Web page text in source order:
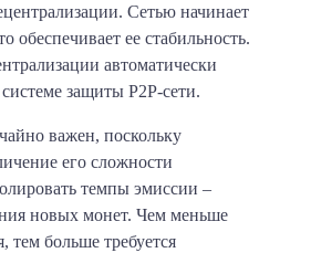
Сетью начинает
обеспечивает ее стабильность.
автоматически
защиты P2P-сети.
важен, поскольку
его сложности
темпы эмиссии –
новых монет. Чем меньше
тем больше требуется